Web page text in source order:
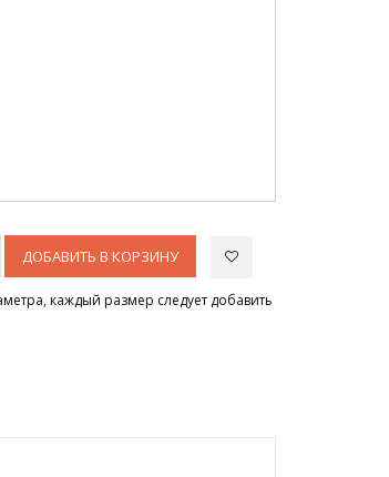
ДОБАВИТЬ В КОРЗИНУ
каждый размер следует добавить